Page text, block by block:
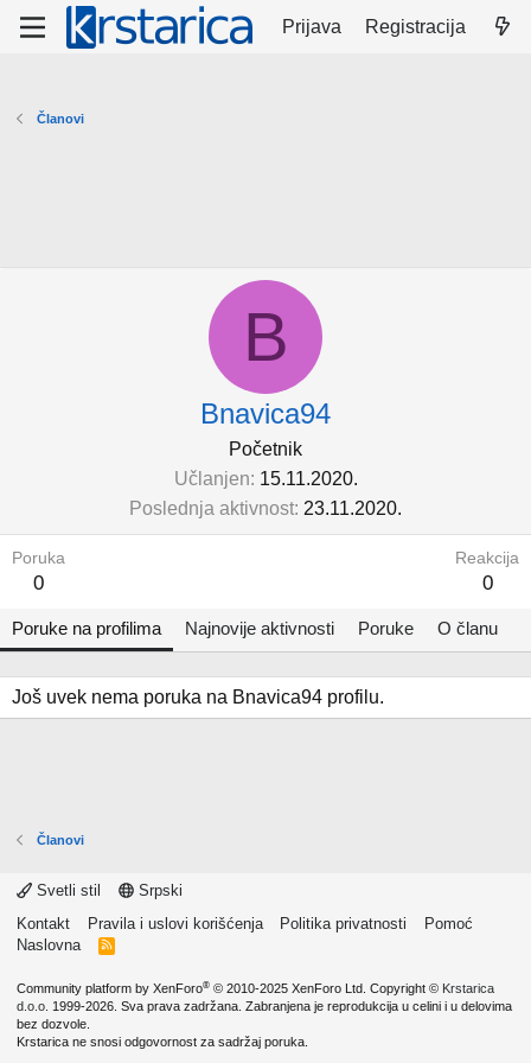
Prijava Registracija
Članovi
B
Bnavica94
Početnik
Učlanjen 15.11.2020.
Poslednja aktivnost 23.11.2020.
Poruka
0
Reakcija
0
Poruke na profilima Najnovije aktivnosti Poruke O članu
Još uvek nema poruka na Bnavica94 profilu.
Članovi
Svetli stil
Srpski
Kontakt
Pravila i uslovi korišćenja Politika privatnosti
Pomoć
Naslovna
R
Community platform by XenForo® © 2010-2025 XenForo Ltd. Copyright © Krstarica
d.o.o. 1999-2026. Sva prava zadržana. Zabranjena je reprodukcija u celini i u delovima
bez dozvole.
Krstarica ne snosi odgovornost za sadržaj poruka.